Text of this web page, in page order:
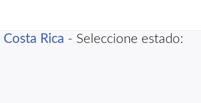
Costa Rica - Seleccione estado: